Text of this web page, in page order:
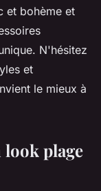
et bohème et
N'hésitez
et
le mieux à
plage